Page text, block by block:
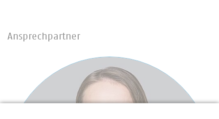
Ansprechpartner